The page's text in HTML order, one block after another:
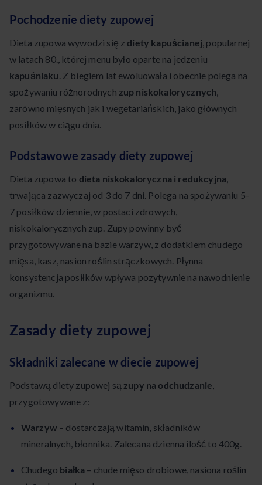
Pochodzenie diety zupowej
Dieta zupowa wywodzi się z diety kapuścianej, popularnej
w latach 80., której menu było oparte na jedzeniu
kapuśniaku. Z biegiem lat ewoluowała i obecnie polega na
spożywaniu różnorodnych zup niskokalorycznych,
zarówno mięsnych jak i wegetariańskich, jako głównych
posiłków w ciągu dnia.
Podstawowe zasady diety zupowej
Dieta zupowa to dieta niskokaloryczna i redukcyjna,
trwająca zazwyczaj od 3 do 7 dni. Polega na spożywaniu 5-
7 posiłków dziennie, w postaci zdrowych,
niskokalorycznych zup. Zupy powinny być
przygotowywane na bazie warzyw, z dodatkiem chudego
mięsa, kasz, nasion roślin strączkowych. Płynna
konsystencja posiłków wpływa pozytywnie na nawodnienie
organizmu.
Zasady diety zupowej
Składniki zalecane w diecie zupowej
Podstawą diety zupowej są zupy na odchudzanie,
przygotowywane z:
Warzyw – dostarczają witamin, składników
mineralnych, błonnika. Zalecana dzienna ilość to 400g.
Chudego białka – chude mięso drobiowe, nasiona roślin